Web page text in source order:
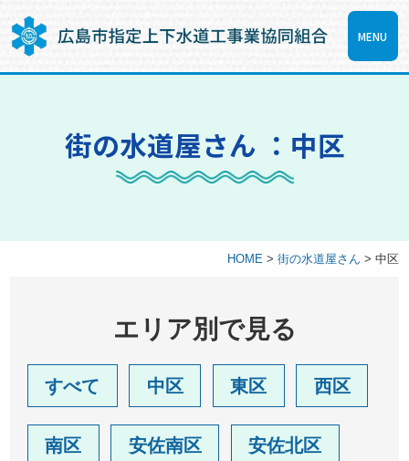
MENU
街の水道屋さん ：中区
HOME > 街の水道屋さん > 中区
エリア別で見る
すべて 中区 東区 西区
南区 安佐南区 安佐北区